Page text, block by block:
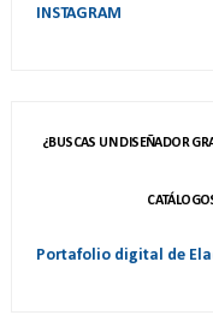
INSTAGRAM
¿BUSCAS UN DISEÑADOR
Portafolio digital de